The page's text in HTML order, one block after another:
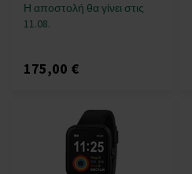
Η αποστολή θα γίνει στις
11.08.
175,00 €